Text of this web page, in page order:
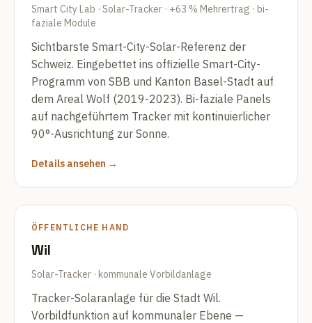
Smart City Lab · Solar-Tracker · +63 % Mehrertrag · bi-
faziale Module
Sichtbarste Smart-City-Solar-Referenz der
Schweiz. Eingebettet ins offizielle Smart-City-
Programm von SBB und Kanton Basel-Stadt auf
dem Areal Wolf (2019-2023). Bi-faziale Panels
auf nachgeführtem Tracker mit kontinuierlicher
90°-Ausrichtung zur Sonne.
Details ansehen →
ÖFFENTLICHE HAND
Wil
Solar-Tracker · kommunale Vorbildanlage
Tracker-Solaranlage für die Stadt Wil.
Vorbildfunktion auf kommunaler Ebene —